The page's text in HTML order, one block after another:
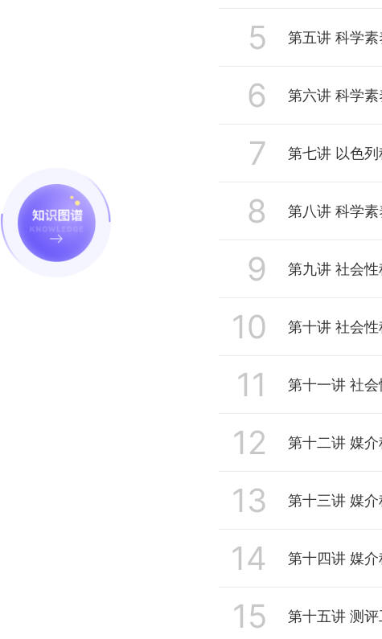
5
6 第六讲 科学
7
8 第八讲 科学
9
10 第十讲 社会
11 第十一讲 社
12 第十二讲 媒
13
14 第十四讲 媒
15 第十五讲 测